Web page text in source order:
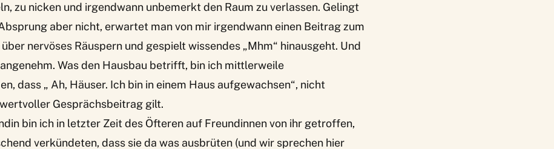
zu nicken und irgendwann unbemerkt den Raum zu verlassen. Gelingt
aber nicht, erwartet man von mir irgendwann einen Beitrag zum
nervöses Räuspern und gespielt wissendes „Mhm“ hinausgeht. Und
Was den Hausbau betrifft, bin ich mittlerweile
dass „ Ah, Häuser. Ich bin in einem Haus aufgewachsen“, nicht
Gesprächsbeitrag gilt.
bin ich in letzter Zeit des Öfteren auf Freundinnen von ihr getroffen,
verkündeten, dass sie da was ausbrüten (und wir sprechen hier